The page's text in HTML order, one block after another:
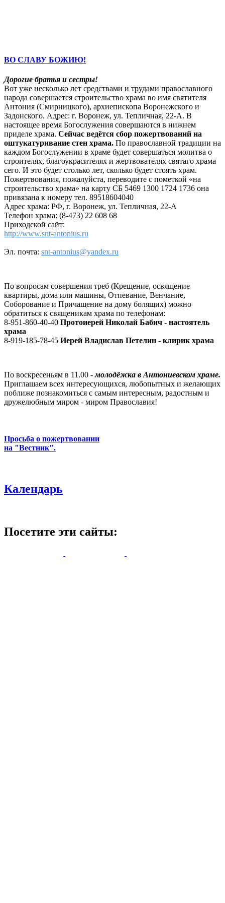
ВО СЛАВУ БОЖИЮ!
Дорогие братья и сестры!
Вот уже несколько лет средствами и трудами православного
народа совершается строительство храма во имя святителя
Антония (Смирницкого), архиепископа Воронежского и
Задонского. Адрес: г. Воронеж, ул. Тепличная, 22-А. В
настоящее время Богослужения совершаются в нижнем
приделе храма. Сейчас ведётся сбор пожертвований на
оштукатуривание стен храма. По православной традиции на
каждом Богослужении в храме будет совершаться молитва о
строителях, благоукрасителях и жертвователях святаго храма
сего. И это будет столько лет, сколько будет стоять храм.
Пожертвования, пожалуйста, переводите с пометкой «на
строительство храма» на карту СБ 5469 1300 1724 1736 она
привязана к номеру тел. 89518604040
Адрес храма: РФ, г. Воронеж, ул. Тепличная, 22-А
Телефон храма: (8-473) 22 608 68
Приходской сайт:
http://www.snt-antonius.ru
Эл. почта: snt-antonius@yandex.ru
По вопросам совершения треб (Крещение, освящение
квартиры, дома или машины, Отпевание, Венчание,
Соборование и Причащение на дому болящих) можно
обратиться к священикам храма по телефонам:
8-951-860-40-40 Протоиерей Николай Бабич - настоятель
храма
8-919-185-78-45 Иерей Владислав Петелин - клирик храма
По воскресеньям в 11.00 -молодёжка в Антониевском храме.
Приглашаем всех интересующихся, любопытных и желающих
поближе познакомиться с самым интересным, радостным и
дружелюбным миром - миром Православия!
Просьба о пожертвовании
на "Вестник".
Календарь
Посетите эти сайты: